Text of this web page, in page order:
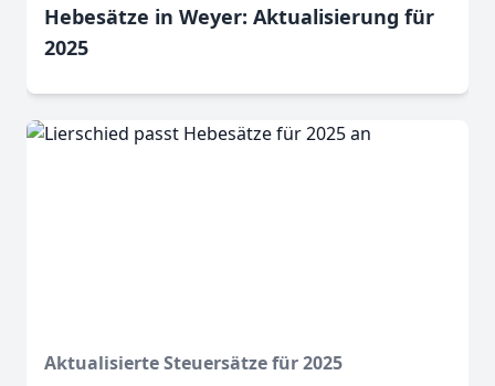
Hebesätze in Weyer: Aktualisierung für
2025
Aktualisierte Steuersätze für 2025